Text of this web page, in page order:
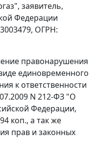
заявитель,
Федерации
ОГРН:
правонарушения
единовременного
к ответственности
N 212-ФЗ "О
Федерации,
коп., а так же
прав и законных